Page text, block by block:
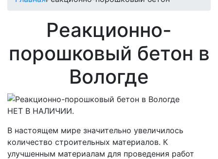
Реакционно-
порошковый бетон в
Вологде
НЕТ В НАЛИЧИИ.
В настоящем мире значительно увеличилось
количество строительных материалов. К
улучшенным материалам для проведения работ